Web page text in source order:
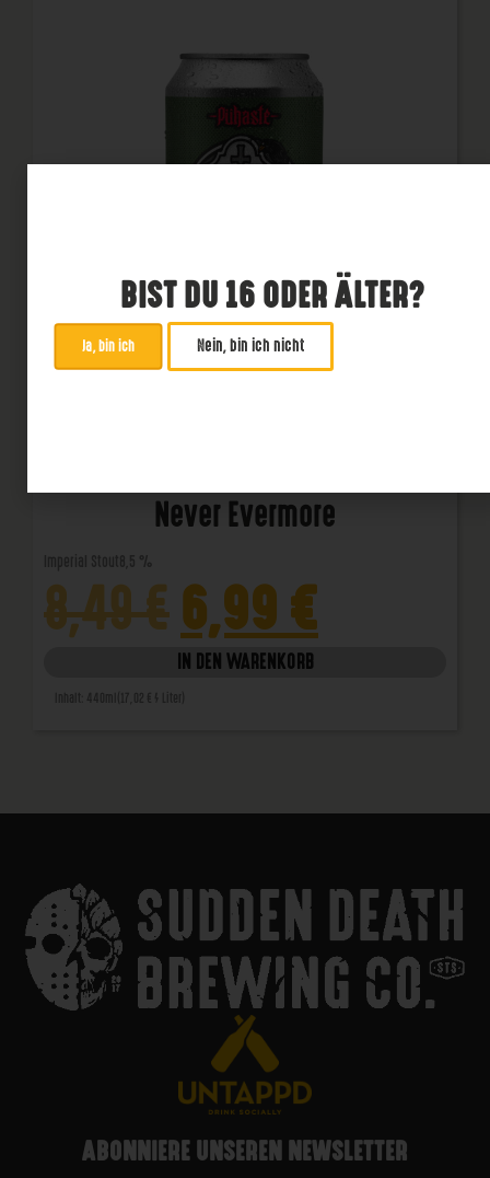
Never Evermore
8,49€ 6,99€
IN DEN WARENKORB
ABONNIERE UNSEREN NEWSLETTER
BIST DU 16 ODER ÄLTER?
Ja, bin ich Nein, bin ich nicht